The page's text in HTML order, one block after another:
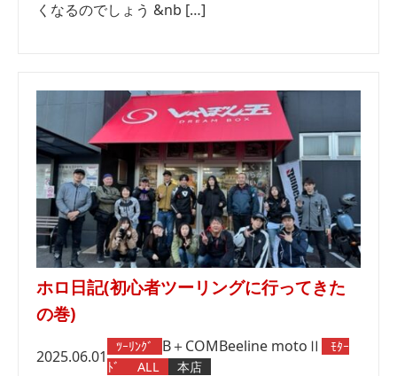
くなるのでしょう &nb […]
ホロ日記(初心者ツーリングに行ってきた
の巻)
2025.06.01
ﾂｰﾘﾝｸﾞ B＋COMBeeline motoⅡ
ﾓﾀｰ
ﾄﾞ
ALL 本店